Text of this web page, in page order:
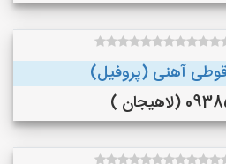
آهنی (پروفیل)
)